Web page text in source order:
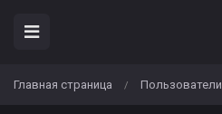
Главная страница / Пользователи